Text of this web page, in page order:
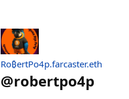
Ro₿ertPo4p.farcaster.eth
@robertpo4p